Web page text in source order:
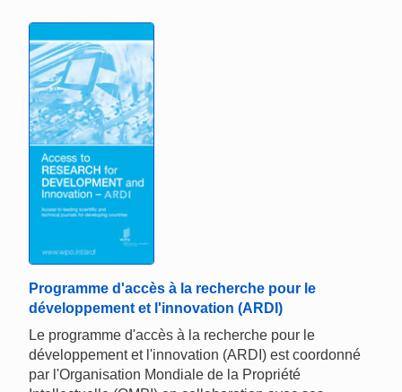
Programme d'accès à la recherche pour le
développement et l'innovation (ARDI)
Le programme d'accès à la recherche pour le
développement et l'innovation (ARDI) est coordonné
par l'Organisation Mondiale de la Propriété